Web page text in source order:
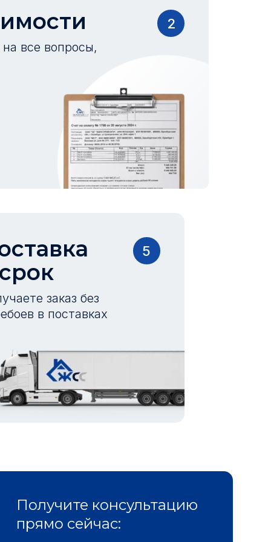
все вопросы,
2
заказ без
в поставках
5
Получите консультацию
прямо сейчас: